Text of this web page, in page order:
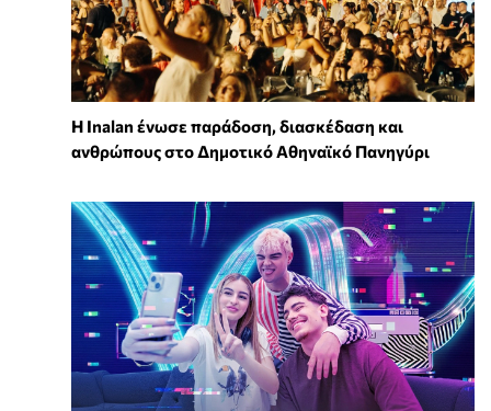
Η Inalan ένωσε παράδοση, διασκέδαση και
ανθρώπους στο Δημοτικό Αθηναϊκό Πανηγύρι